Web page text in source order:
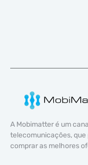
A Mobimatter é um
telecomunicações,
comprar as melhores